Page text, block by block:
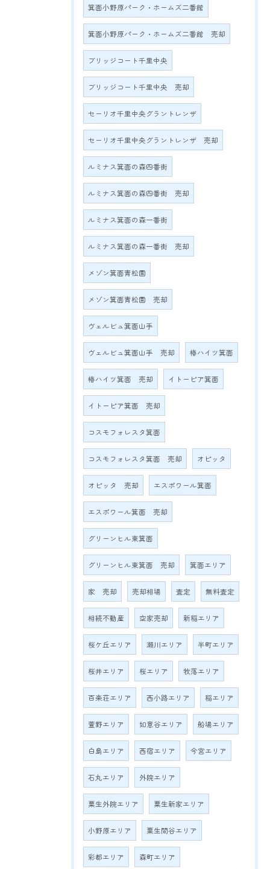
箕面小野原パーク・ホームズ二番館
箕面小野原パーク・ホームズ二番館 売却
ブリッジコート千里中央
ブリッジコート千里中央 売却
セーリオ千里中央グラントレンザ
セーリオ千里中央グラントレンザ 売却
ルミナス箕面の森四番街
ルミナス箕面の森四番街 売却
ルミナス箕面の森一番街
ルミナス箕面の森一番街 売却
メゾン箕面青松園
メゾン箕面青松園 売却
ヴェルビュ箕面山手
ヴェルビュ箕面山手 売却 椿ハイツ箕面
椿ハイツ箕面 売却 イトーピア箕面
イトーピア箕面 売却
コスモフォレスタ箕面
コスモフォレスタ箕面 売却 オピッタ
オピッタ 売却 エスポワール箕面
エスポワール箕面 売却
グリーンヒル東箕面
グリーンヒル東箕面 売却 箕面エリア
家 売却 売却相場 査定 無料査定
相続不動産 空家売却 新稲エリア
桜ケ丘エリア 瀬川エリア 半町エリア
桜井エリア 桜エリア 牧落エリア
百楽荘エリア 西小路エリア 稲エリア
萱野エリア 如意谷エリア 船場エリア
白島エリア 西宿エリア 今宮エリア
石丸エリア 外院エリア
粟生外院エリア 粟生新家エリア
小野原エリア 粟生間谷エリア
彩都エリア 森町エリア